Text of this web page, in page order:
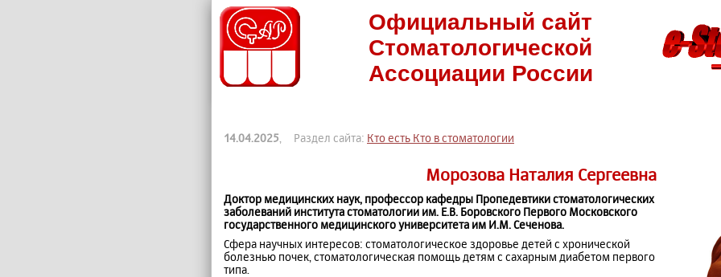
Официальный сайт
Стоматологической
Ассоциации России
14.04.2025 , Раздел сайта: Кто есть Кто в стоматологии
Морозова Наталия Сергеевна
Доктор медицинских наук, профессор кафедры Пропедевтики стоматологических
заболеваний института стоматологии им. Е.В. Боровского Первого Московского
государственного медицинского университета им И.М. Сеченова.
Сфера научных интересов: стоматологическое здоровье детей с хронической
болезнью почек, стоматологическая помощь детям с сахарным диабетом первого
типа.